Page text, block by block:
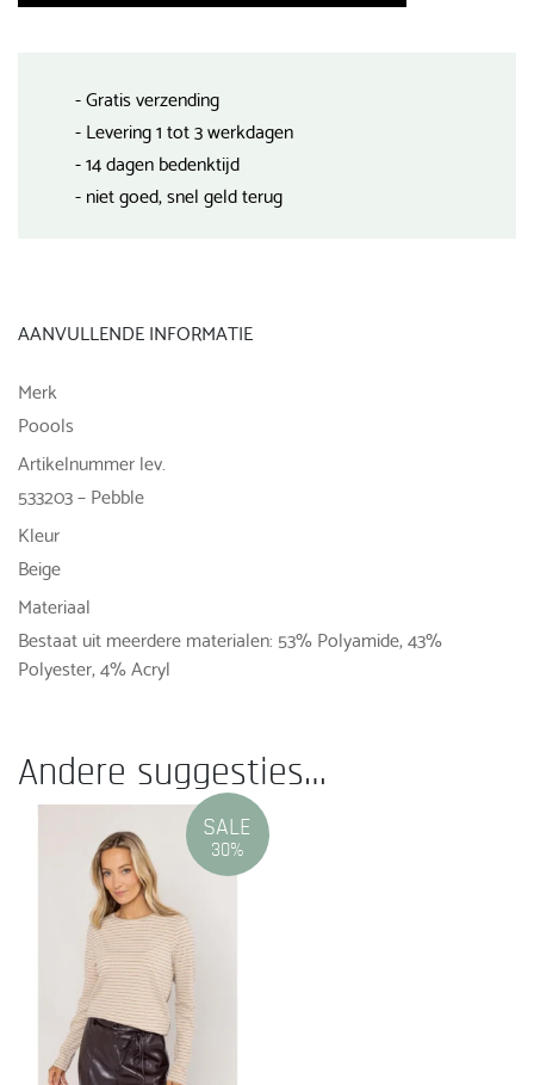
- Gratis verzending
- Levering 1 tot 3 werkdagen
- 14 dagen bedenktijd
- niet goed, snel geld terug
AANVULLENDE INFORMATIE
Merk
Poools
Artikelnummer lev.
533203 – Pebble
Kleur
Beige
Materiaal
Bestaat uit meerdere materialen: 53% Polyamide, 43%
Polyester, 4% Acryl
Andere suggesties…
SALE
30%